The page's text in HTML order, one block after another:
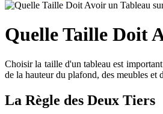
Quelle Taille Doit
Choisir la taille d'un tableau est
de la hauteur du plafond, des meubles et
La Règle des Deux Tiers